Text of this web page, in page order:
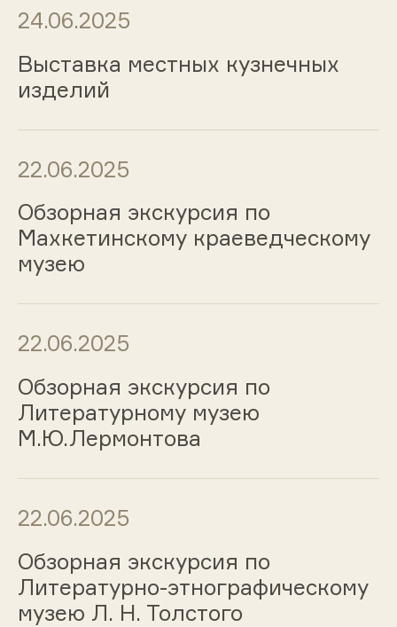
24.06.2025
Выставка местных кузнечных
изделий
22.06.2025
Обзорная экскурсия по
Махкетинскому краеведческому
музею
22.06.2025
Обзорная экскурсия по
Литературному музею
М.Ю.Лермонтова
22.06.2025
Обзорная экскурсия по
Литературно-этнографическому
музею Л. Н. Толстого